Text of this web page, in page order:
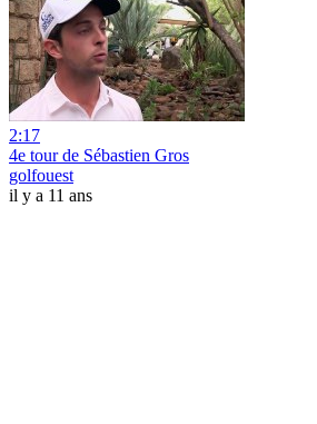
2:17
4e tour de Sébastien Gros
golfouest
il y a 11 ans